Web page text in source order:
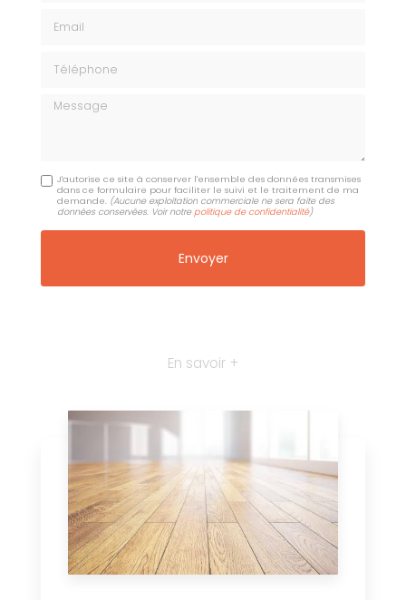
Message
J'autorise ce site à conserver l'ensemble des données transmises
dans ce formulaire pour faciliter le suivi et le traitement de ma
demande. (Aucune exploitation commerciale ne sera faite des
données conservées. Voir notre politique de confidentialité)
En savoir +